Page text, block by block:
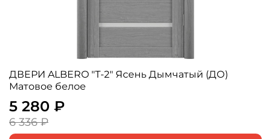
ДВЕРИ ALBERO "Т-2" Ясень Дымчатый (ДО)
Матовое белое
5 280 ₽
6 336 ₽